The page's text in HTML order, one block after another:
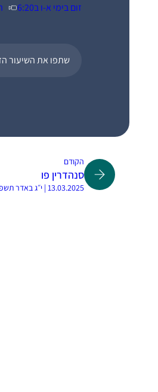
זום בימי א-ו ב6:20
שתפו את השיעור
הקודם
סנהדרין פו
13.03.2025 | י״ג באדר תשפ״ה